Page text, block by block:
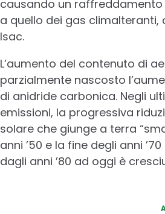
causando un
a quello dei gas climalteranti,
Isac.
L’aumento del contenuto di
parzialmente nascosto
di anidride carbonica. Negli
emissioni, la progressiva
solare che giunge a terra
anni ’50 e la fine degli anni
dagli anni ’80 ad oggi è